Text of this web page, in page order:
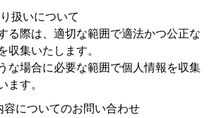
扱いについて
る際は、適切な範囲で適法かつ公正な
収集いたします。
な場合に必要な範囲で個人情報を収集
ます。
容についてのお問い合わせ